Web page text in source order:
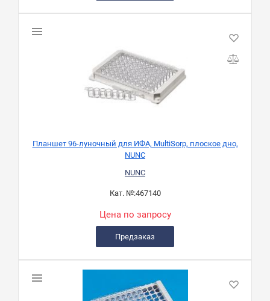
Планшет 96-луночный для ИФА, MultiSorp, плоское дно,
NUNC
NUNC
Кат. №:467140
Цена по запросу
Предзаказ